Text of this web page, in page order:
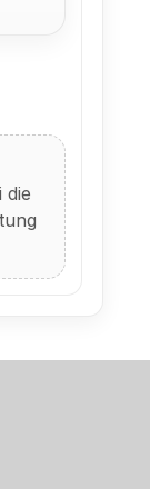
die